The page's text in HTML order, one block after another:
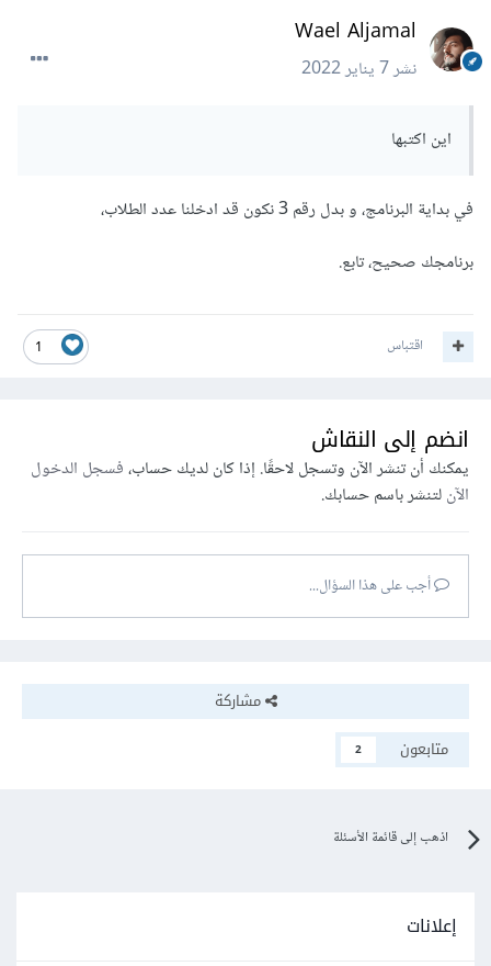
Wael Aljamal
نشر7 يناير 2022
اين اكتبها
في بداية البرنامج، و بدل رقم 3 نكون قد ادخلنا عدد الطلاب،
برنامجك صحيح، تابع.
1 اقتباس
انضم إلى النقاش
يمكنك أن تنشر الآن وتسجل لاحقًا. إذا كان لديك حساب،فسجل الدخول
الآنلتنشر باسم حسابك.
أجب على هذا السؤال...
مشاركة
متابعون
2
اذهب إلى قائمة الأسئلة
إعلانات